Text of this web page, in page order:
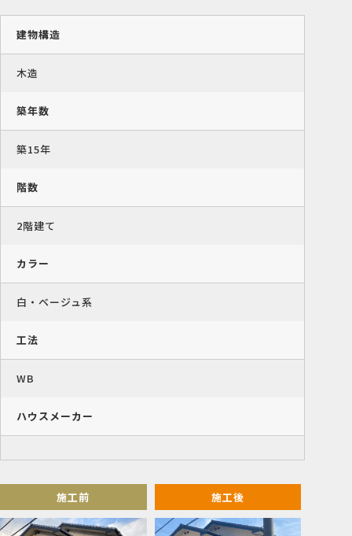
建物構造
木造
築年数
築15年
階数
2階建て
カラー
白・ベージュ系
工法
WB
ハウスメーカー
施工前 施工後